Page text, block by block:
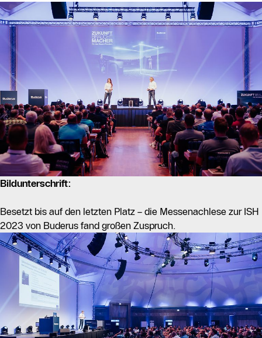
Bildunterschrift:
Besetzt bis auf den letzten Platz – die Messenachlese zur ISH
2023 von Buderus fand großen Zuspruch.